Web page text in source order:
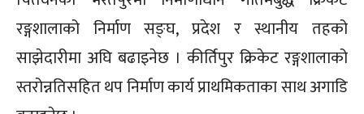
रङ्गशालाको निर्माण सङ्घ, प्रदेश र स्थानीय तहको
साझेदारीमा अघि बढाइनेछ । कीर्तिपुर क्रिकेट रङ्गशालाको
स्तरोन्नतिसहित थप निर्माण कार्य प्राथमिकताका साथ अगाडि